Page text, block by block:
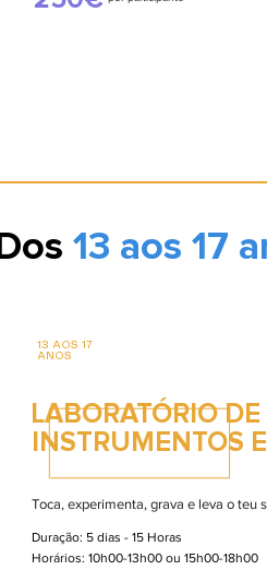
Dos 13 aos 17
13 AOS 17
ANOS
LABORATÓRIO DE
INSTRUMENTOS
Toca, experimenta, grava e leva o teu
Duração: 5 dias - 15 Horas
Horários: 10h00-13h00 ou 15h00-18h00